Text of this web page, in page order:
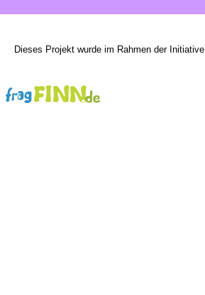
Dieses Projekt wurde im Rahmen der Initiative